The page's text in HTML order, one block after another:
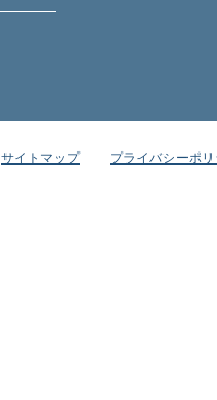
サイトマップ プライバシーポ